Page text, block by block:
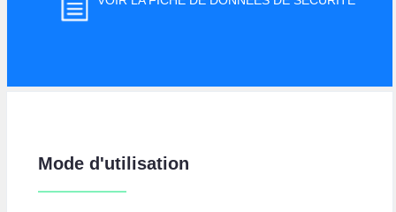
Mode d'utilisation